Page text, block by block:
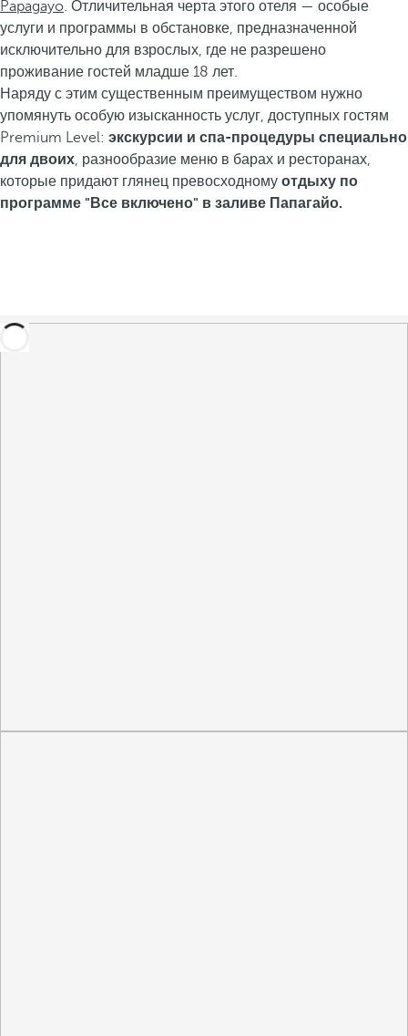
Papagayo. Отличительная черта этого отеля — особые
услуги и программы в обстановке, предназначенной
исключительно для взрослых, где не разрешено
проживание гостей младше 18 лет.
Наряду с этим существенным преимуществом нужно
упомянуть особую изысканность услуг, доступных гостям
Premium Level: экскурсии и спа-процедуры специально
для двоих, разнообразие меню в барах и ресторанах,
которые придают глянец превосходному отдыху по
программе "Все включено" в заливе Папагайо.